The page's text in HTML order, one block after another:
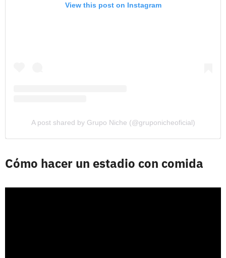
View this post on Instagram
A post shared by Grupo Niche (@gruponicheoficial)
Cómo hacer un estadio con comida